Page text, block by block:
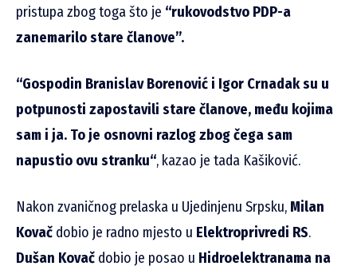
pristupa zbog toga što je “rukovodstvo PDP-a
zanemarilo stare članove”.
“Gospodin Branislav Borenović i Igor Crnadak su u
potpunosti zapostavili stare članove, među kojima
sam i ja. To je osnovni razlog zbog čega sam
napustio ovu stranku“, kazao je tada Kašiković.
Nakon zvaničnog prelaska u Ujedinjenu Srpsku, Milan
Kovač dobio je radno mjesto u Elektroprivredi RS.
Dušan Kovač dobio je posao u Hidroelektranama na